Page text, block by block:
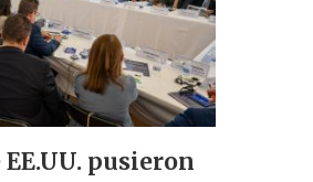
pusieron